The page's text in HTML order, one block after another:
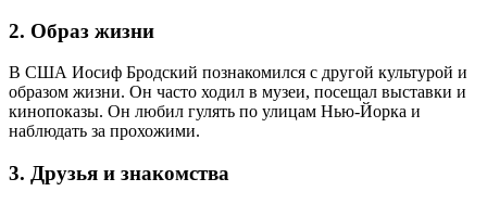
2. Образ жизни
В США Иосиф Бродский познакомился с другой культурой и
образом жизни. Он часто ходил в музеи, посещал выставки и
кинопоказы. Он любил гулять по улицам Нью-Йорка и
наблюдать за прохожими.
3. Друзья и знакомства